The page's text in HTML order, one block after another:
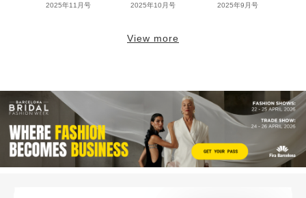
2025年11月号 2025年10月号 2025年9月号
View more